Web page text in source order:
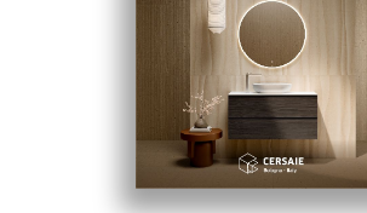
CONTÁCTENOS
SELECCIONA TU PAÍS
ES
EN